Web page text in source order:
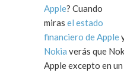
Apple? Cuando
miras el estado
financiero de Apple
Nokia verás que
Apple excepto en